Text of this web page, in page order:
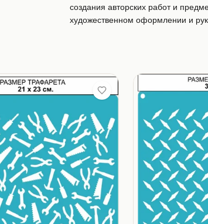
создания авторских работ и
художественном оформлении и